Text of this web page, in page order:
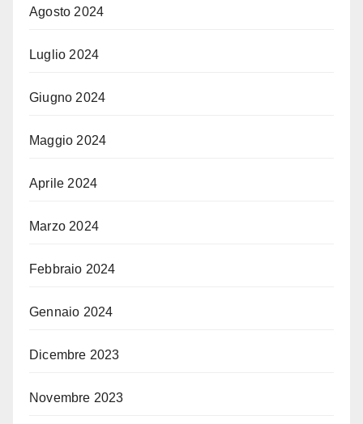
Agosto 2024
Luglio 2024
Giugno 2024
Maggio 2024
Aprile 2024
Marzo 2024
Febbraio 2024
Gennaio 2024
Dicembre 2023
Novembre 2023